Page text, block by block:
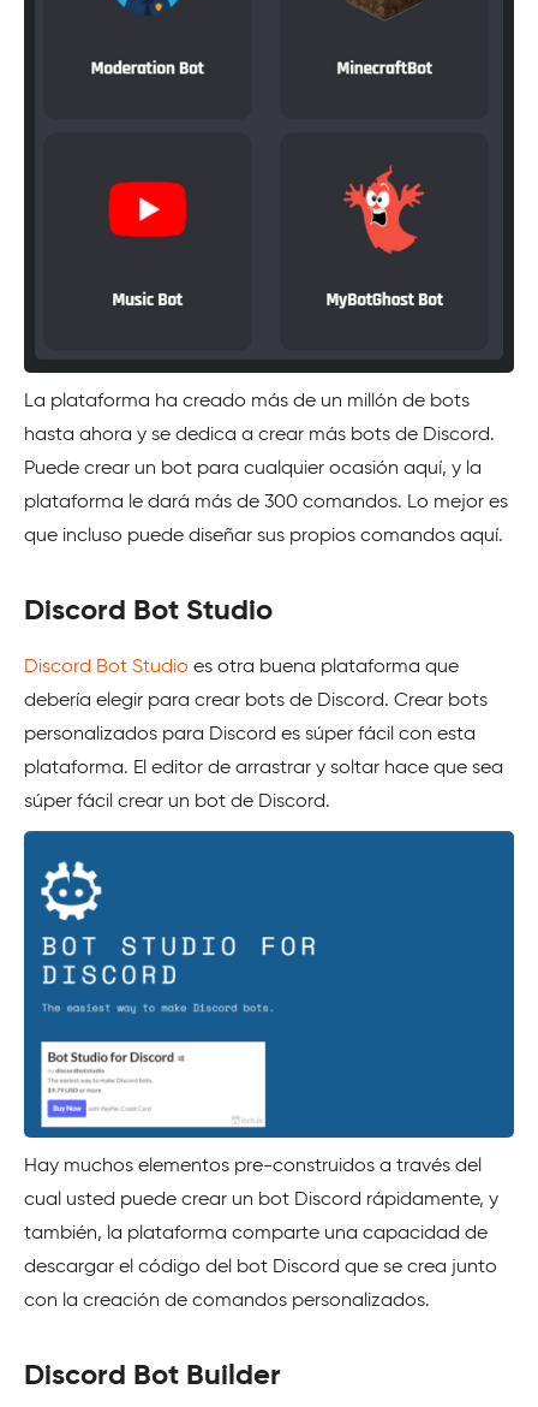
La plataforma ha creado más de un millón de bots
hasta ahora y se dedica a crear más bots de Discord.
Puede crear un bot para cualquier ocasión aquí, y la
plataforma le dará más de 300 comandos. Lo mejor es
que incluso puede diseñar sus propios comandos aquí.
Discord Bot Studio
Discord Bot Studio es otra buena plataforma que
debería elegir para crear bots de Discord. Crear bots
personalizados para Discord es súper fácil con esta
plataforma. El editor de arrastrar y soltar hace que sea
súper fácil crear un bot de Discord.
Hay muchos elementos pre-construidos a través del
cual usted puede crear un bot Discord rápidamente, y
también, la plataforma comparte una capacidad de
descargar el código del bot Discord que se crea junto
con la creación de comandos personalizados.
Discord Bot Builder